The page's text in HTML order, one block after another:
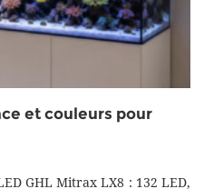
et couleurs pour
GHL Mitrax LX8 : 132 LED,